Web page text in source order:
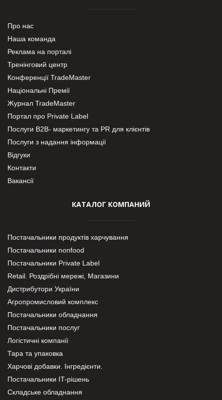
Про нас
Наша команда
Реклама на порталі
Тренінговий центр
Конференції TradeMaster
Національні Премії
Журнал TradeMaster
Портал про Private Label
Послуги В2В- маркетингу та PR для клієнтів
Послуги з надання інформації
Відгуки
Контакти
Вакансії
КАТАЛОГ КОМПАНИЙ
Постачальники продуктів харчування
Постачальники nonfood
Постачальники Private Label
Retail. Роздрібні мережі, Магазини
Дистрибутори України
Агропромисловий комплекс
Постачальники обладнання
Постачальники послуг
Логістичні компанії
Тара та упаковка
Харчові добавки. Інгредієнти.
Постачальники IT-рішень
Складське обладнання